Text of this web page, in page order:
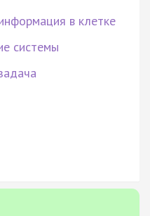
в клетке
системы